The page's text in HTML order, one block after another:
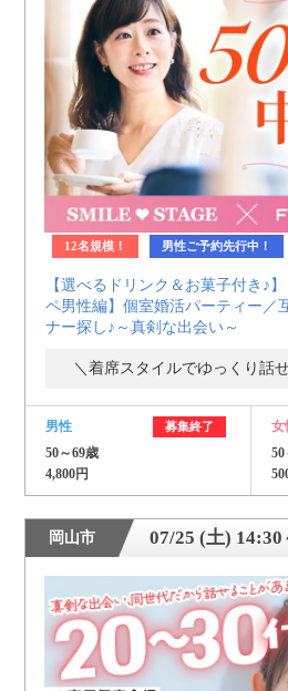
12名規模！ 男性ご予約先行中！
【選べるドリンク＆お菓子付き♪
ペ男性編】個室婚活パーティー／
ナー探し♪～真剣な出会い～
男性 募集終了
50～69歳
4,800円
女
50
岡山市 07/25 (土) 14:30